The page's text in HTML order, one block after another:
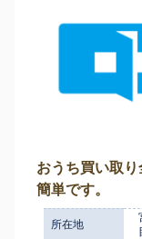
おうち買い取
簡単です。
所在地